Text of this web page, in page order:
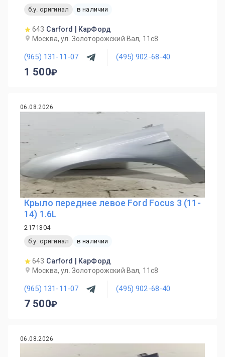
б.у. оригинал
в наличии
643 Carford | КарФорд
Москва, ул. Золоторожский Вал, 11с8
(965) 131-11-07 (495) 902-68-40
1 500
06.08.2026
Крыло переднее левое Ford Focus 3 (11-
14) 1.6L
2171304
б.у. оригинал
в наличии
643 Carford | КарФорд
Москва, ул. Золоторожский Вал, 11с8
(965) 131-11-07 (495) 902-68-40
7 500
06.08.2026